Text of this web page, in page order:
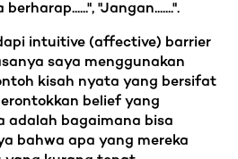
"Jangan.......".
intuitive (affective) barrier
saya menggunakan
kisah nyata yang bersifat
belief yang
adalah bagaimana bisa
bahwa apa yang mereka